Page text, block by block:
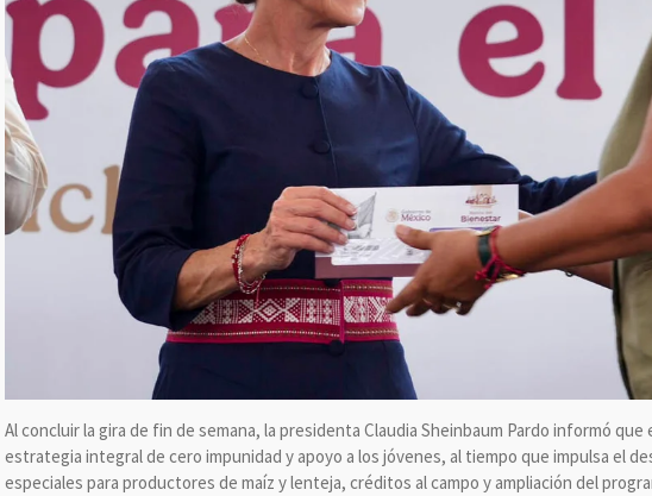
Al concluir la gira de fin de semana, la presidenta Claudia Sheinbaum Pardo informó que
estrategia integral de cero impunidad y apoyo a los jóvenes, al tiempo que impulsa el
especiales para productores de maíz y lenteja, créditos al campo y ampliación del